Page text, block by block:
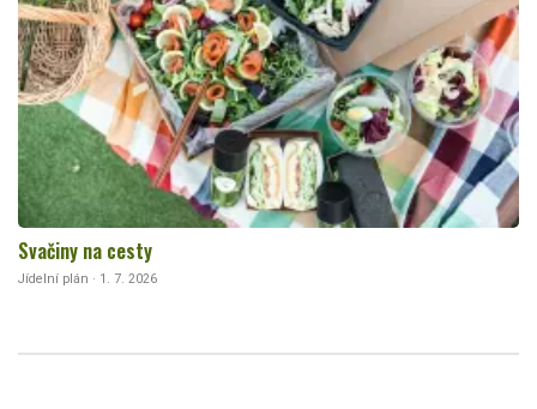
Svačiny na cesty
Jídelní plán · 1. 7. 2026